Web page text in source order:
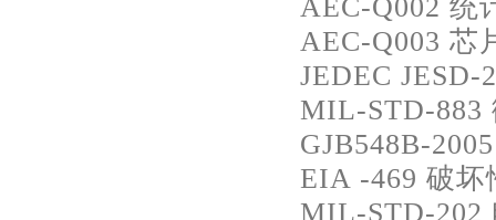
AEC-Q002 统
AEC-Q003 芯
JEDEC JESD-
MIL-STD-883
GJB548B-
EIA -469 破坏
MIL-STD-202